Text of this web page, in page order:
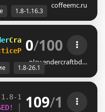
coffeemc.ru
1.8-1.16.3
Craft BD ] ■■■ ■■■
• Survive
0/100
play.endercraftbd…
1.8-26.1
1.21 ]
discord.gg/
109/1